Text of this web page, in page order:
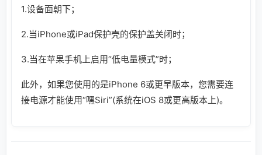
1.设备面朝下；
2.当iPhone或iPad保护壳的保护盖关闭时；
3.当在苹果手机上启用“低电量模式”时；
此外，如果您使用的是iPhone 6或更早版本，您需要连
接电源才能使用“嘿Siri”(系统在iOS 8或更高版本上)。